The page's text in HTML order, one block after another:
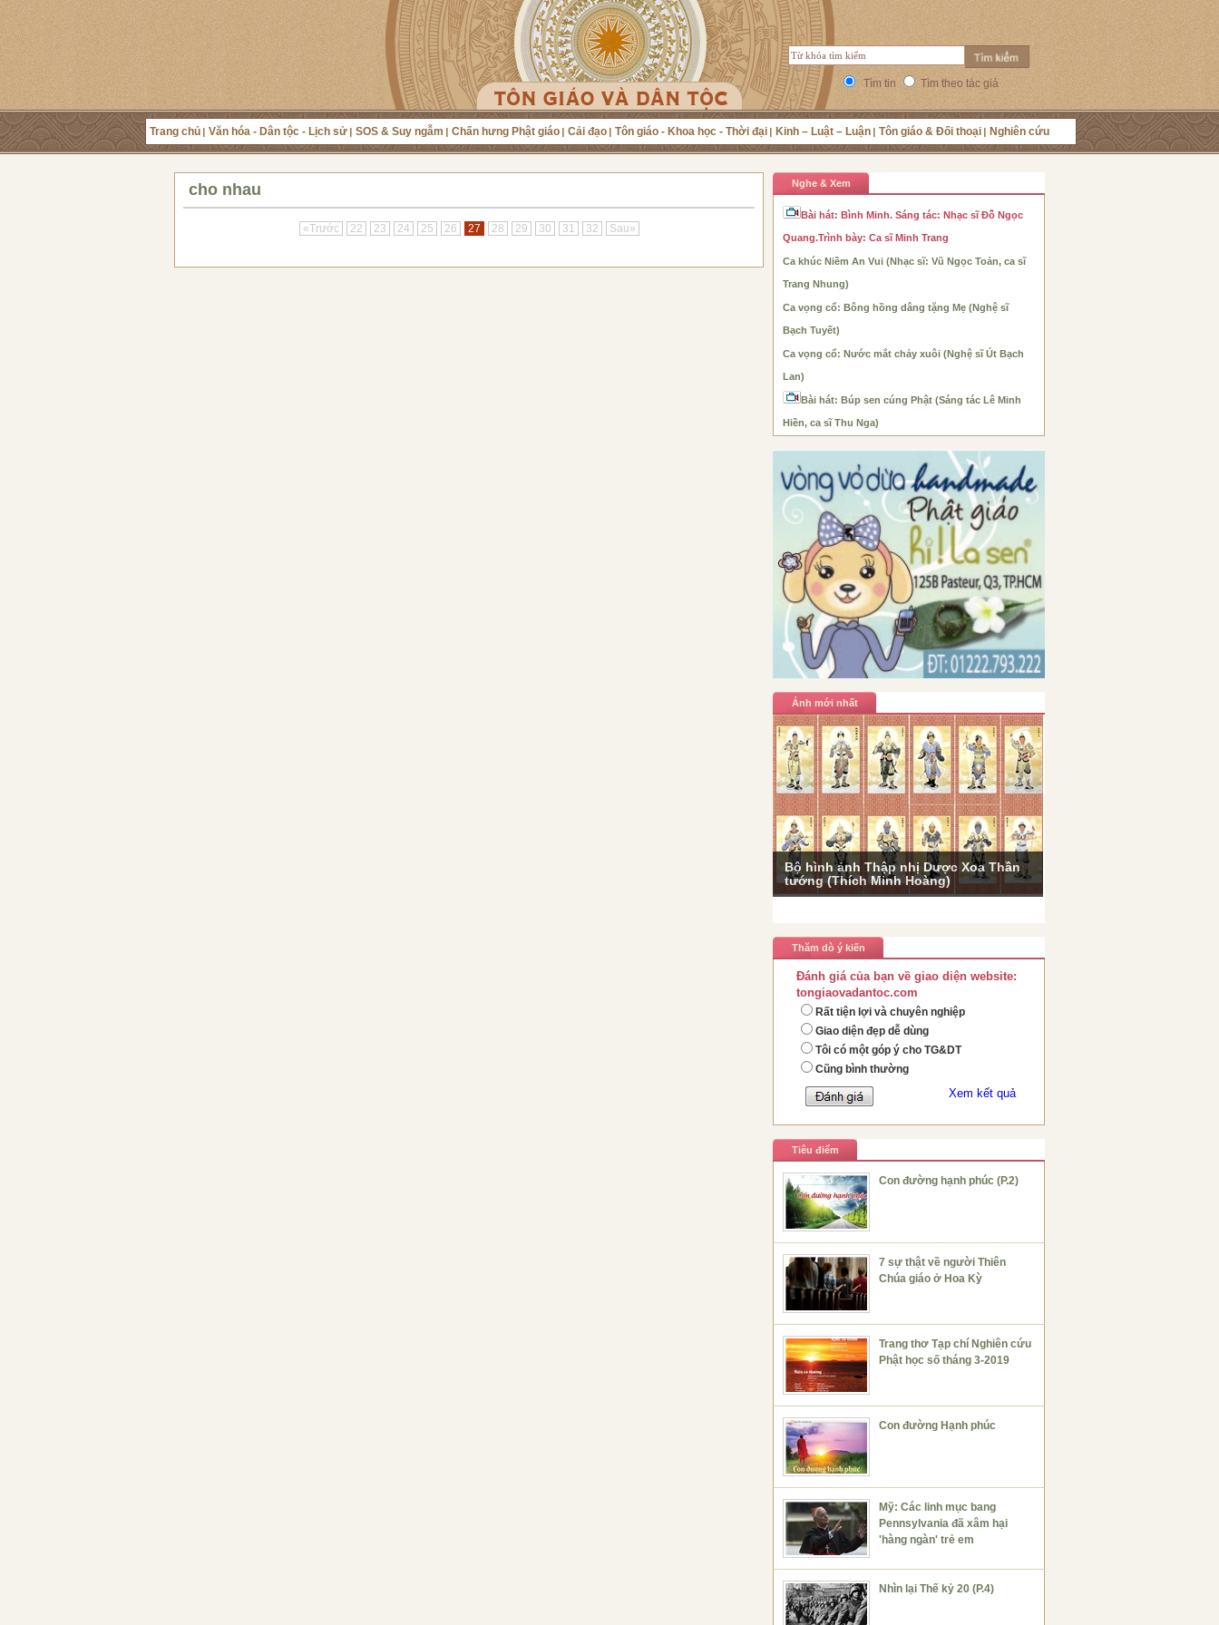
Tìm tin Tìm theo tác giả
Trang chủ Văn hóa - Dân tộc - Lịch sử SOS & Suy ngẫm Chấn hưng Phật giáo Cải đạo Tôn giáo - Khoa học - Thời đại Kinh – Luật – Luận Tôn giáo & Đối thoại Nghiên cứu
cho nhau
«Trước 22 23 24 25 26 27 28 29 30 31 32 Sau»
Nghe & Xem
Bài hát: Bình Minh. Sáng tác: Nhạc sĩ Đỗ Ngọc
Quang.Trình bày: Ca sĩ Minh Trang
Ca khúc Niềm An Vui (Nhạc sĩ: Vũ Ngọc Toản, ca sĩ
Trang Nhung)
Ca vọng cổ: Bông hồng dâng tặng Mẹ (Nghệ sĩ
Bạch Tuyết)
Ca vọng cổ: Nước mắt chảy xuôi (Nghệ sĩ Út Bạch
Lan)
Bài hát: Búp sen cúng Phật (Sáng tác Lê Minh
Hiền, ca sĩ Thu Nga)
Ảnh mới nhất
Bộ hình ảnh Thập nhị Dược Xoa Thần
tướng (Thích Minh Hoàng)
Thăm dò ý kiến
Đánh giá của bạn về giao diện website:
tongiaovadantoc.com
Rất tiện lợi và chuyên nghiệp
Giao diện đẹp dễ dùng
Tôi có một góp ý cho TG&DT
Cũng bình thường
Xem kết quả
Tiêu điểm
Con đường hạnh phúc (P.2)
7 sự thật về người Thiên
Chúa giáo ở Hoa Kỳ
Trang thơ Tạp chí Nghiên cứu
Phật học số tháng 3-2019
Con đường Hạnh phúc
Mỹ: Các linh mục bang
Pennsylvania đã xâm hại
'hàng ngàn' trẻ em
Nhìn lại Thế kỷ 20 (P.4)